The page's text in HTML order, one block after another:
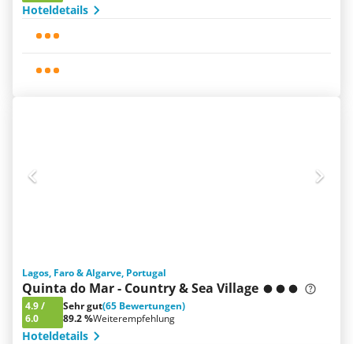
Hoteldetails
Lagos, Faro & Algarve, Portugal
Quinta do Mar - Country & Sea Village
4.9/
6.0
Sehr gut(65 Bewertungen)
89.2 %Weiterempfehlung
Hoteldetails